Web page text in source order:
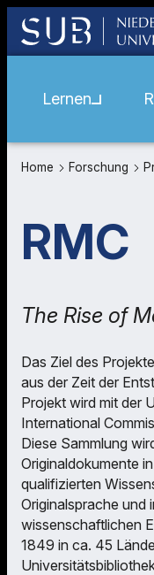
Lernen
Home Forschung
RMC
The Rise of
Das Ziel des
aus der Zeit der
Projekt wird mit der
International
Diese Sammlung
Originaldokumente
qualifizierten
Originalsprache und
wissenschaftlichen
1849 in ca. 45